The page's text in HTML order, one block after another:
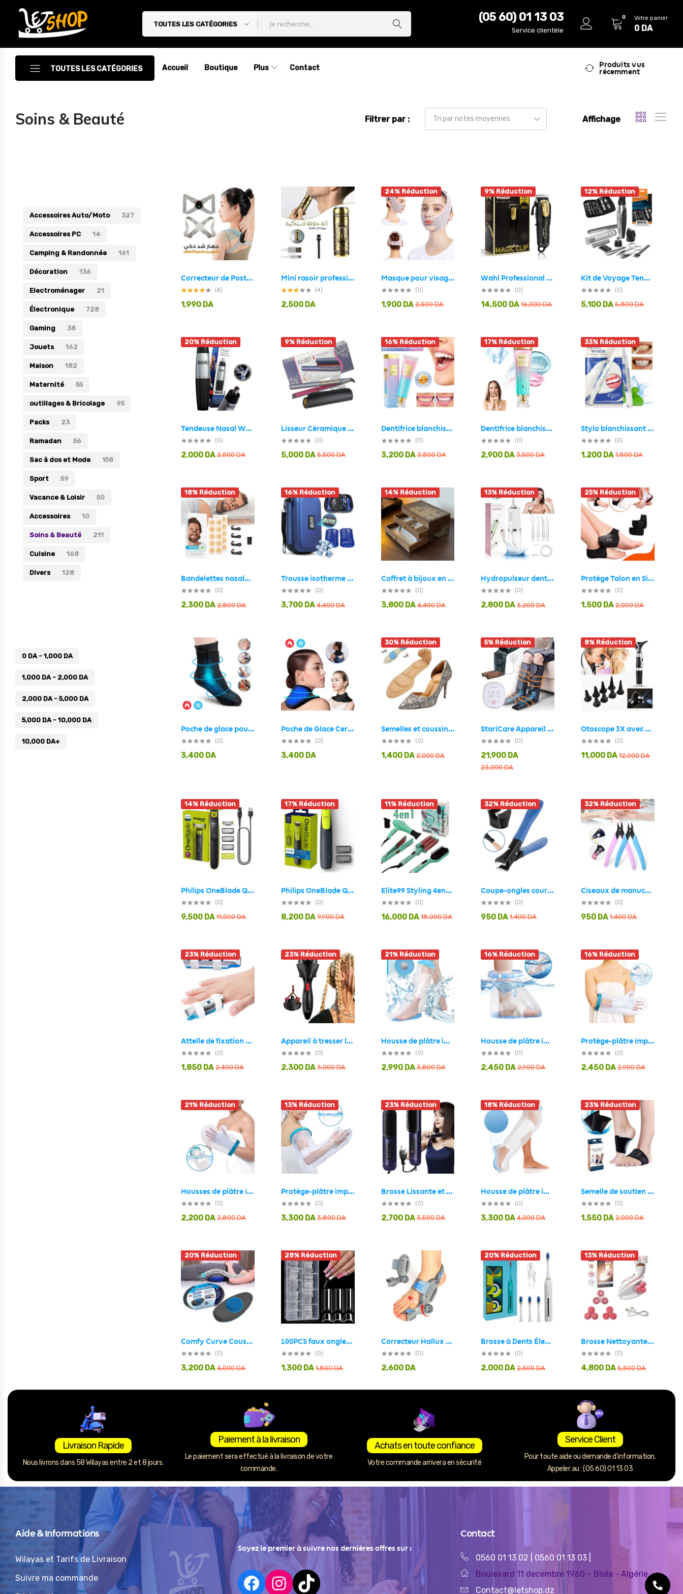
Letshop.dz
TOUTES LES CATÉGORIES
(05 60) 01 13 03
Service clientèle
0 Votre panier
0 DA
TOUTES LES CATÉGORIES
Accessoires
Électronique
Jouets
Maison
Maternité
Outillages & Bricolage
Packs
Sac à dos et Mode
Soins & Beauté
Sport
Divers
Accueil Boutique Plus Contact
Produits vus
récemment
Soins & Beauté Filtrer par : Tri par notes moyennes Affichage
Correcteur de Posture Intelligent réglable vibrante
(4)
1,990 DA
Mini rasoir professionnel étanche rechargeable HW-T8 en acier
(4)
2,500 DA
24% Réduction
Masque pour visage V Face avec ceinture liftante A929 – قناع شد الوجه للنساء
(0)
2,500DA
1,900 DA
9% Réduction
Wahl Professional 5-Star Series Tondeuse magique sans fil Noir et Doré – آلة حلاقة لاسلكية للرجال
(0)
16,000DA
14,500 DA
12% Réduction
Kit de Voyage Tendeuse WAHL avec accessoires de soins pour hommes – طقم آلة حلاقة مع أدوات العناية للرجال
(0)
5,800DA
5,100 DA
20% Réduction
Tendeuse Nasal WAHL Portable pour homme – آلة إزالة شعر الأنف
(0)
2,500DA
2,000 DA
9% Réduction
Lisseur Céramique 980°F Plaque 1.5″ Titane ENZO EN-3827 – مملس شعر إينزو
(0)
5,500DA
5,000 DA
16% Réduction
Dentifrice blanchissant à la niacinamide UTOGRU Triple action blanchissante – معجون تبييض الأسنان
(0)
3,800DA
3,200 DA
17% Réduction
Dentifrice blanchissant à la niacinamide BodyAccel – معجون تبييض الأسنان
(0)
3,500DA
2,900 DA
33% Réduction
Stylo blanchissant pour les dents en 2 parties avec applicateur doux
(0)
1,800DA
1,200 DA
18% Réduction
Bandelettes nasales magnétiques anti-ronflement pour un meilleur sommeil – شرائط أنفية مغناطيسية للرياضة والنوم مضادة للشخير
(0)
2,800DA
2,300 DA
16% Réduction
Trousse isotherme pour insuline avec écran afficheur de température
(0)
4,400DA
3,700 DA
14% Réduction
Coffret à bijoux en bois à 3 niveaux très élégant couleur noyer – علبة تنظيم المجوهرات
(0)
4,400DA
3,800 DA
13% Réduction
Hydropulseur dentaire électrique sans fil Rechargeable par USB – جهاز تنظيف الأسنان
(0)
3,200DA
2,800 DA
25% Réduction
Protège Talon en Silicone Anti-douleur pour Homme et Femme
(0)
2,000DA
1,500 DA
Poche de glace pour cheville en gel chaud et froid pour soulager les douleurs
(0)
3,400 DA
Poche de Glace Cervical Chaud et Froid en Gel Réutilisable pour Soulager les Douleurs
(0)
3,400 DA
30% Réduction
Semelles et coussinets de chaussures talons pour femmes 1 Paire
(0)
2,000DA
1,400 DA
5% Réduction
StariCare Appareil de pressothérapie pour les jambes – جهاز العلاج بالضغط للساقين
(0)
23,000DA
21,900 DA
8% Réduction
Otoscope 3X avec LED loupe de contrôle d’oreille portable avec 8 capuchons – جهاز فحص الأذن
(0)
12,000DA
11,000 DA
14% Réduction
Philips OneBlade QP2824/10 Tondeuse Rechargeable Original – ماكينة حلاقة أصلية للرجال
(0)
11,000DA
9,500 DA
17% Réduction
Philips OneBlade QP2510/10 Tondeuse Rechargeable Original – ماكينة حلاقة أصلية للرجال
(0)
9,900DA
8,200 DA
11% Réduction
Elite99 Styling 4en1 Pack Ultime pour des Cheveux Parfaits – مجموعة العناية بالشعر 4في1
(0)
18,000DA
16,000 DA
32% Réduction
Coupe-ongles courbés en acier inoxydable pour ongles épais – مقص أظافر بتصميم منحني للأظافر السميكة
(0)
1,400DA
950 DA
32% Réduction
Ciseaux de manucure professionnels pour enlever les ongles – مقص مانيكير احترافي لإزالة الأظافر
(0)
1,400DA
950 DA
23% Réduction
Attelle de fixation pour fracture du doigt – أداة لتثبيت الإصبع المصاب
(0)
2,400DA
1,850 DA
23% Réduction
Appareil à tresser les cheveux automatique torsion rapide
(0)
3,000DA
2,300 DA
21% Réduction
Housse de plâtre imperméable pour la douche protection pour demi jambe adulte – غطاء عازل للمياه للرجل المكسورة
(0)
3,800DA
2,990 DA
16% Réduction
Housse de plâtre imperméable pour la douche protection demi pied adulte – غطاء عازل للمياه للرجل المكسورة
(0)
2,900DA
2,450 DA
16% Réduction
Protège-plâtre imperméable demi bras pour pour adulte – غطاء عازل للمياه لليد المكسولة
(0)
2,900DA
2,450 DA
21% Réduction
Housses de plâtre imperméables protège-poignet pour la douche et le bain – غطاء عازل للمياه لليد المكسولة
(0)
2,800DA
2,200 DA
13% Réduction
Protège-plâtre imperméable bras complet pour pour adulte – غطاء عازل للمياه لليد المكسولة
(0)
3,800DA
3,300 DA
23% Réduction
Brosse Lissante et Bouclante Électrique YX-228 – فرشاة تسريح الشعر
(0)
3,500DA
2,700 DA
18% Réduction
Housse de plâtre imperméable pour la douche, protection pour jambe adulte – غطاء عازل للمياه للرجل المكسورة كاملة
(0)
4,000DA
3,300 DA
23% Réduction
Semelle de soutien de la voûte plantaire unisexe – دعامة قدم للأقدام المسطحة
(0)
2,000DA
1,550 DA
20% Réduction
Comfy Curve Coussin de Soutien Lombaire Conception Ergonomique – وسادة أسفل الظهر جد مريحة
(0)
4,000DA
3,200 DA
28% Réduction
100PCS faux ongles carrés transparents professionnels en acrylique – طقم أظافر صناعية
(0)
1,800DA
1,300 DA
Correcteur Hallux Valgus pour Femme et Homme avec Molette Réglable – مصحح وضعية القدم
(0)
2,600 DA
20% Réduction
Brosse à Dents Électrique 4 Têtes Incluses Rechargeable et Étanche IPX7 – فرشاة أسنان كهربائية بأربعة رؤوس
(0)
2,500DA
2,000 DA
13% Réduction
Brosse Nettoyante Électrique Cnaier AE-8788 3 Têtes Rotatives Recharge USB – جهاز تنظيف البشرة بعمق
(0)
5,500DA
4,800 DA
Accessoires Auto/Moto 327
Accessoires PC 14
Camping & Randonnée 161
Décoration 136
Electroménager 21
Électronique 728
Gaming 38
Jouets 162
Maison 182
Maternité 55
outillages & Bricolage 95
Packs 23
Ramadan 56
Sac à dos et Mode 158
Sport 59
Vacance & Loisir 50
Accessoires 10
Soins & Beauté 211
Cuisine 168
Divers 128
0 DA- 1,000 DA
1,000 DA- 2,000 DA
2,000 DA- 5,000 DA
5,000 DA- 10,000 DA
10,000 DA+
Livraison Rapide
Nous livrons dans 58 Wilayas entre 2 et 8 jours.
Paiement à la livraison
Le paiement sera effectué à la livraison de votre
commande.
Achats en toute confiance
Votre commande arrivera en sécurité
Service Client
Pour toute aide ou demande d’information.
Appeler au : (05 60) 01 13 03
Aide & Informations
Wilayas et Tarifs de Livraison
Suivre ma commande
Soyez le premier à suivre nos dernières offres sur :
Contact
0560 01 13 02 0560 01 13 03
Boulevard 11 decembre 1960 – Blida - Algérie
Contact@letshop.dz